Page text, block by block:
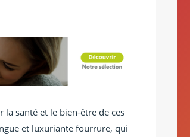
santé et le bien-être de ces
et luxuriante fourrure, qui